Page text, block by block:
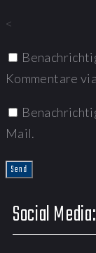
<
Kommentare
Mail.
Social Media: